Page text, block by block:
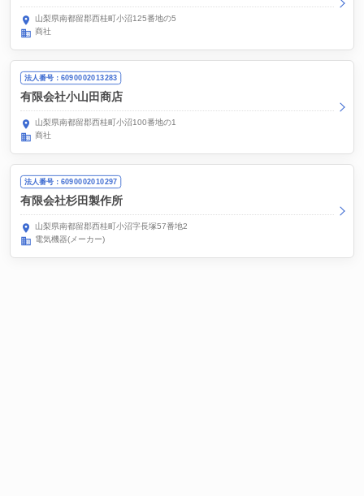
山梨県南都留郡西桂町小沼125番地の5
商社
法人番号：6090002013283
有限会社小山田商店
山梨県南都留郡西桂町小沼100番地の1
商社
法人番号：6090002010297
有限会社杉田製作所
山梨県南都留郡西桂町小沼字長塚57番地2
電気機器(メーカー)